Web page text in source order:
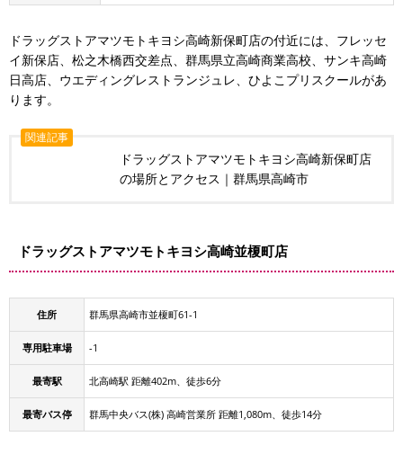
ドラッグストアマツモトキヨシ高崎新保町店の付近には、フレッセ
イ新保店、松之木橋西交差点、群馬県立高崎商業高校、サンキ高崎
日高店、ウエディングレストランジュレ、ひよこプリスクールがあ
ります。
関連記事
ドラッグストアマツモトキヨシ高崎新保町店
の場所とアクセス｜群馬県高崎市
ドラッグストアマツモトキヨシ高崎並榎町店
住所 群馬県高崎市並榎町61-1
専用駐車場 -1
最寄駅 北高崎駅 距離402m、徒歩6分
最寄バス停 群馬中央バス(株) 高崎営業所 距離1,080m、徒歩14分